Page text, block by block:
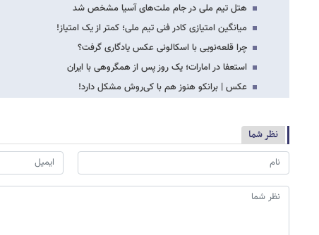
هتل تیم ملی در جام ملت‌های آسیا مشخص شد
میانگین امتیازی کادر فنی تیم ملی؛ کمتر از یک امتیاز!
چرا قلعه‌نویی با اسکالونی عکس یادگاری گرفت؟
استعفا در امارات؛ یک روز پس از همگروهی با ایران
عکس | برانکو هنوز هم با کی‌روش مشکل دارد!
نظر شما